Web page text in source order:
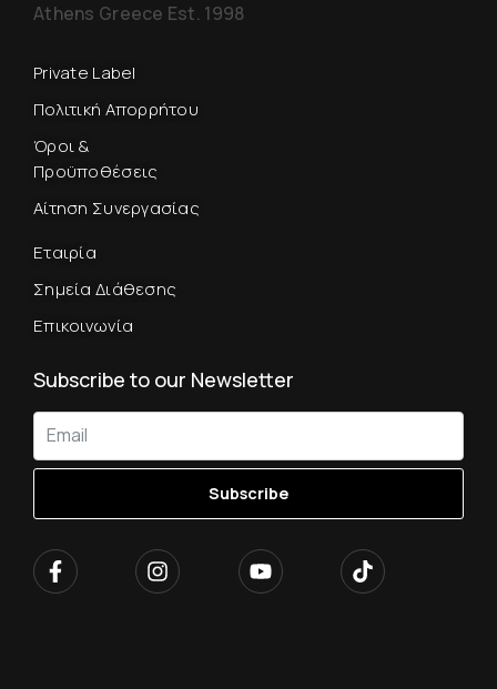
Athens Greece Est. 1998
Private Label
Πολιτική Απορρήτου
Όροι &
Προϋποθέσεις
Αίτηση Συνεργασίας
Εταιρία
Σημεία Διάθεσης
Επικοινωνία
Subscribe to our Newsletter
Subscribe